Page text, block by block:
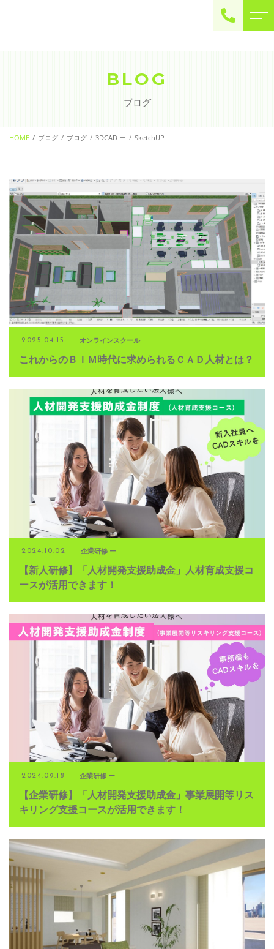
contact
BLOG
ブログ
HOME ブログ ブログ 3DCAD ー SketchUP
2025.04.15 オンラインスクール
これからのＢＩＭ時代に求められるＣＡＤ人材とは？
2024.10.02 企業研修 ー
【新人研修】「人材開発支援助成金」人材育成支援コ
ースが活用できます！
2024.09.18 企業研修 ー
【企業研修】「人材開発支援助成金」事業展開等リス
キリング支援コースが活用できます！